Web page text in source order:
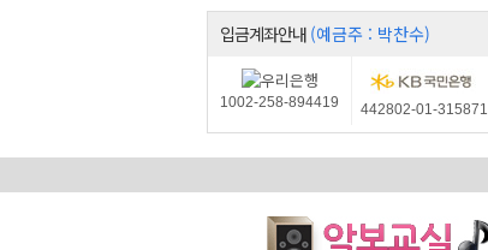
입금계좌안내 (예금주 : 박찬수)
1002-258-894419 442802-01-315871